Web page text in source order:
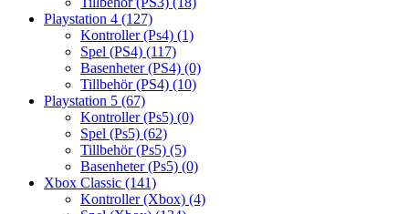
Playstation 4 (127)
Kontroller (Ps4) (1)
Spel (PS4) (117)
Basenheter (PS4) (0)
Tillbehör (PS4) (10)
Playstation 5 (67)
Kontroller (Ps5) (0)
Spel (Ps5) (62)
Tillbehör (Ps5) (5)
Basenheter (Ps5) (0)
Xbox Classic (141)
Kontroller (Xbox) (4)